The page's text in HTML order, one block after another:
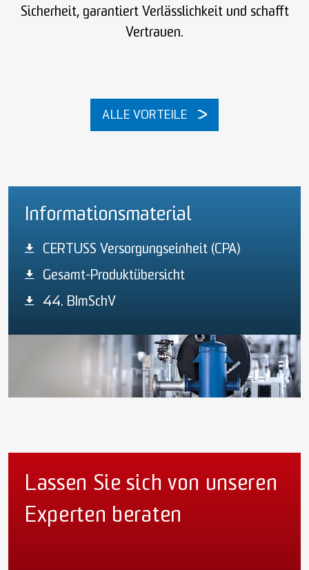
Sicherheit, garantiert Verlässlichkeit und schafft
Vertrauen.
ALLE VORTEILE
Informationsmaterial
CERTUSS Versorgungseinheit (CPA)
Gesamt-Produktübersicht
44. BImSchV
Lassen Sie sich von unseren
Experten beraten